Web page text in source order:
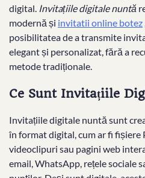
digital. Invitațiile digitale nuntă
modernă și invitatii online botez
posibilitatea de a transmite
elegant și personalizat, fără a
metode tradiționale.
Ce Sunt Invitațiile
Invitațiile digitale nuntă sunt
în format digital, cum ar fi fișiere
videoclipuri sau pagini web
email, WhatsApp, rețele sociale